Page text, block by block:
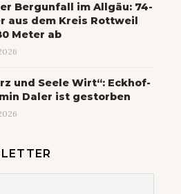
Bergunfall im Allgäu: 74-
aus dem Kreis Rottweil
Meter ab
und Seele Wirt“: Eckhof-
Daler ist gestorben